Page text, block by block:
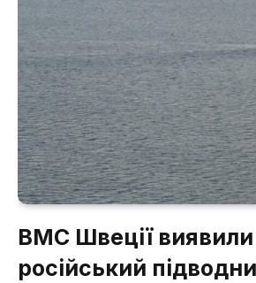
ВМС Швеції виявили
російський